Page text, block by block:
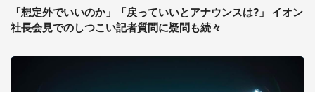
「想定外でいいのか」「戻っていいとアナウンスは?」 イオン
社長会見でのしつこい記者質問に疑問も続々